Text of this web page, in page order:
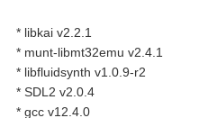
* libkai v2.2.1
* munt-libmt32emu v2.4.1
* libfluidsynth v1.0.9-r2
* SDL2 v2.0.4
* gcc v12.4.0